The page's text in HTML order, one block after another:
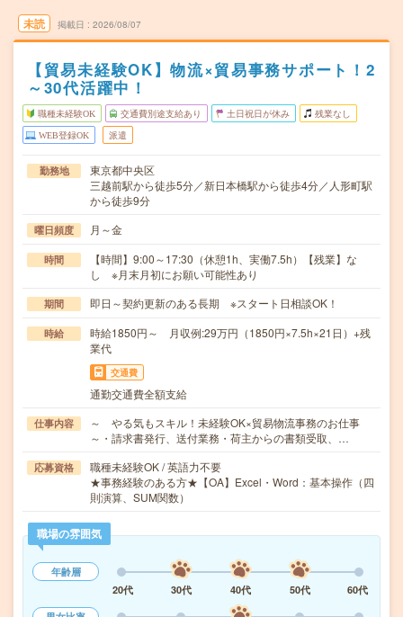
未読 掲載日 2026/08/07
【貿易未経験OK】物流×貿易事務サポート！2
～30代活躍中！
職種未経験OK 交通費別途支給あり 土日祝日が休み 残業なし
WEB登録OK 派遣
勤務地
東京都中央区
三越前駅から徒歩5分／新日本橋駅から徒歩4分／人形町駅
から徒歩9分
曜日頻度 月～金
時間
【時間】9:00～17:30（休憩1h、実働7.5h）【残業】な
し ※月末月初にお願い可能性あり
期間 即日～契約更新のある長期 ※スタート日相談OK！
時給
時給1850円～ 月収例:29万円（1850円×7.5h×21日）+残
業代
交通費
通勤交通費全額支給
仕事内容
～ やる気もスキル！未経験OK×貿易物流事務のお仕事
～・請求書発行、送付業務・荷主からの書類受取、…
応募資格
職種未経験OK / 英語力不要
★事務経験のある方★【OA】Excel・Word：基本操作（四
則演算、SUM関数）
職場の雰囲気
年齢層
20代
30代 40代 50代
60代